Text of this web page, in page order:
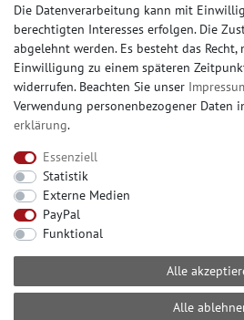
© Copyright 2026 | e-
Die Datenverarbeitung kann mit
berechtigten Interesses erfolgen. Die
abgelehnt werden. Es besteht das
Einwilligung zu einem späteren
widerrufen. Beachten Sie unser
Verwendung personenbezogener Daten
erklärung.
Essenziell
Statistik
Externe Medien
PayPal
Funktional
Alle
Alle